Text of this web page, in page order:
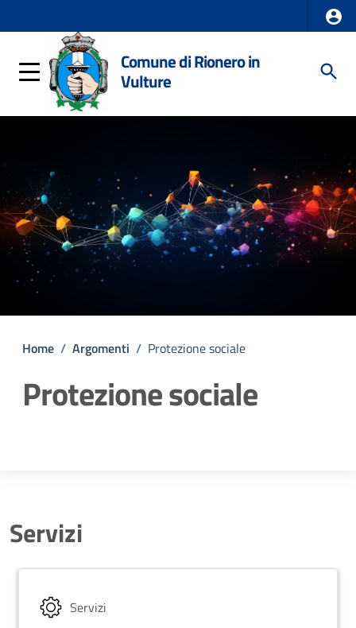
Comune di Rionero in
Vulture
Home / Argomenti / Protezione sociale
Protezione sociale
Servizi
Servizi